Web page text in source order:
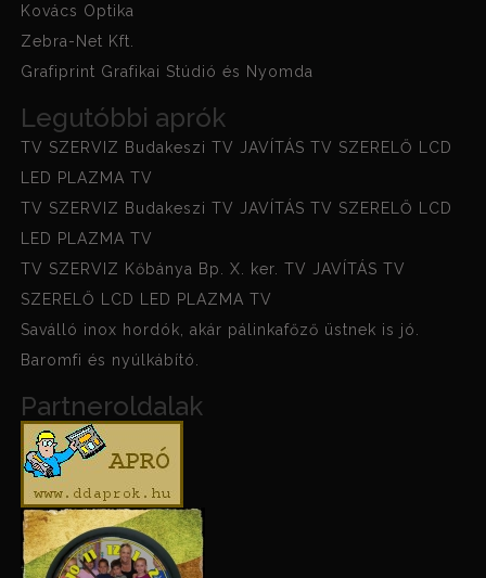
Kovács Optika
Zebra-Net Kft.
Grafiprint Grafikai Stúdió és Nyomda
Legutóbbi aprók
TV SZERVIZ Budakeszi TV JAVÍTÁS TV SZERELŐ LCD
LED PLAZMA TV
TV SZERVIZ Budakeszi TV JAVÍTÁS TV SZERELŐ LCD
LED PLAZMA TV
TV SZERVIZ Kőbánya Bp. X. ker. TV JAVÍTÁS TV
SZERELŐ LCD LED PLAZMA TV
Saválló inox hordók, akár pálinkafőző üstnek is jó.
Baromfi és nyúlkábító.
Partneroldalak